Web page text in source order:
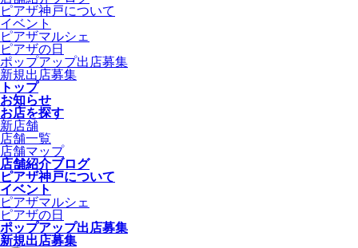
ピアザ神戸について
イベント
ピアザマルシェ
ピアザの日
ポップアップ出店募集
新規出店募集
トップ
お知らせ
お店を探す
新店舗
店舗一覧
店舗マップ
店舗紹介ブログ
ピアザ神戸について
イベント
ピアザマルシェ
ピアザの日
ポップアップ出店募集
新規出店募集